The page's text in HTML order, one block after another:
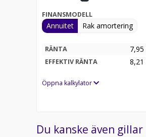
FINANSMODELL
Annuitet Rak amortering
RÄNTA 7,95
EFFEKTIV RÄNTA 8,21
Öppna kalkylator
Du kanske även gillar